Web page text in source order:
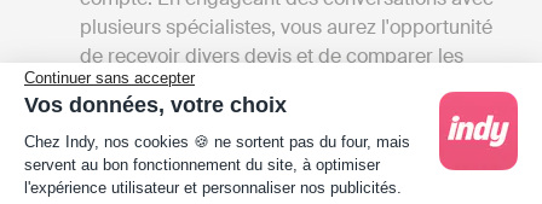
Continuer sans accepter
Vos données, votre choix
Plateforme de Gestion du Consentement :
Chez Indy, nos cookies 🍪 ne sortent pas du four, mais
servent au bon fonctionnement du site, à optimiser
l'expérience utilisateur et personnaliser nos publicités.
plusieurs spécialistes, vous aurez l'opportunité
de recevoir divers devis et de comparer les
tarifs en fonction des services offerts. Cela vous
permettra également d'avoir une vision
complète des différentes prestations
disponibles à Bessines-sur-Gartempe.